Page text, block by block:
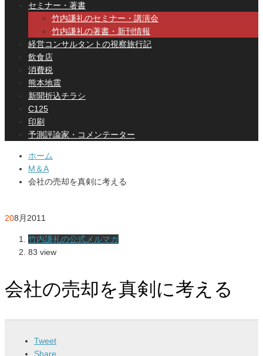
セミナー・著書
竹内謙礼のセミナー・講演会
竹内謙礼の著書・新刊情報
経営コンサルタントの視察旅行記
飲食店
消費税
熊本地震
新聞折込チラシ
C125
印刷
予測評論家・コメンテーター
ホーム
M＆A
会社の売却を真剣に考える
208月2011
竹内謙礼の公式メルマガ
83 view
会社の売却を真剣に考える
Tweet
Share